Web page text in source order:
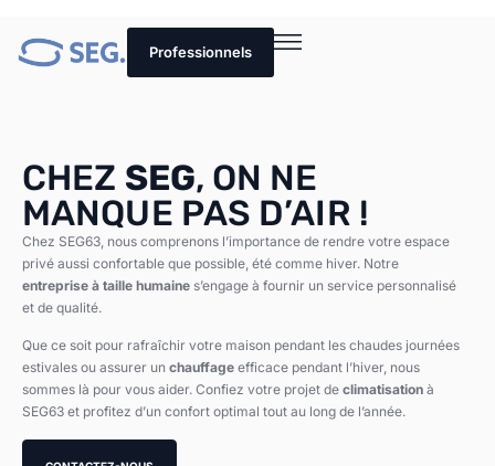
Professionnels
CHEZ SEG, ON NE
MANQUE PAS D’AIR !
Chez SEG63, nous comprenons l’importance de rendre votre espace
privé aussi confortable que possible, été comme hiver. Notre
entreprise à taille humaine s’engage à fournir un service personnalisé
et de qualité.
Que ce soit pour rafraîchir votre maison pendant les chaudes journées
estivales ou assurer un chauffage efficace pendant l’hiver, nous
sommes là pour vous aider. Confiez votre projet de climatisation à
SEG63 et profitez d’un confort optimal tout au long de l’année.